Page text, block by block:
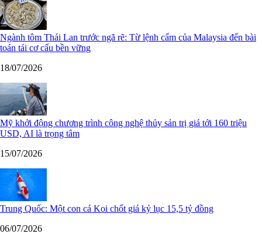
Ngành tôm Thái Lan trước ngã rẽ: Từ lệnh cấm của Malaysia đến bài
toán tái cơ cấu bền vững
18/07/2026
Mỹ khởi động chương trình công nghệ thủy sản trị giá tới 160 triệu
USD, AI là trọng tâm
15/07/2026
Trung Quốc: Một con cá Koi chốt giá kỷ lục 15,5 tỷ đồng
06/07/2026